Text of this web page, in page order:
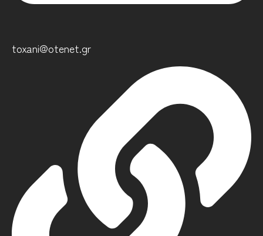
toxani@otenet.gr